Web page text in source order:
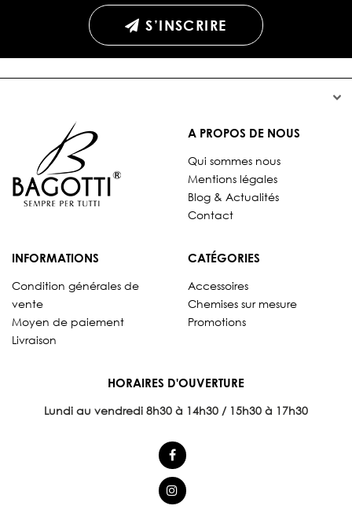
S’INSCRIRE


A PROPOS DE NOUS
Qui sommes nous
Mentions légales
Blog & Actualités
Contact
INFORMATIONS
Condition générales de
vente
Moyen de paiement
Livraison
CATÉGORIES
Accessoires
Chemises sur mesure
Promotions
HORAIRES D'OUVERTURE
Lundi au vendredi 8h30 à 14h30 / 15h30 à 17h30